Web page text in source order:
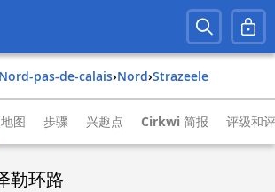
nord-pas-de-calais› nord› strazeele
地图 步骤 兴趣点 Cirkwi 简报 评级和
勒环路